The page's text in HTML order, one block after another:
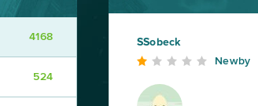
SSobeck
Newby
4168
524